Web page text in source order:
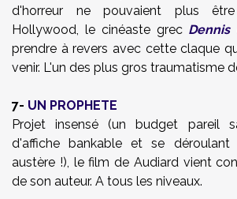
d'horreur ne pouvaient plus
Hollywood, le cinéaste grec Dennis
prendre à revers avec cette claque
venir. L'un des plus gros traumatisme
7- UN PROPHETE
Projet insensé (un budget pareil
d'affiche bankable et se déroulant
austère !), le film de Audiard vient
de son auteur. A tous les niveaux.